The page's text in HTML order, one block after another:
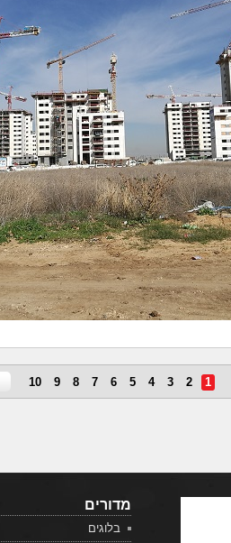
1
2
3
4
5
6
7
8
9
10
מדורים
בלוגים